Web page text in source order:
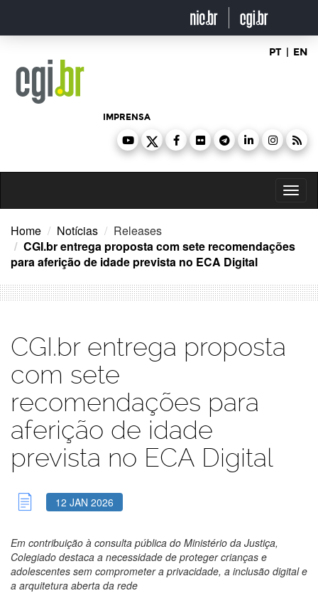
o
PT | EN
IMPRENSA
Home Notícias
Releases
CGI.br entrega proposta com sete recomendações
para aferição de idade prevista no ECA Digital
CGI.br entrega proposta
com sete
recomendações para
aferição de idade
prevista no ECA Digital
12 JAN 2026
Em contribuição à consulta pública do Ministério da Justiça,
Colegiado destaca a necessidade de proteger crianças e
adolescentes sem comprometer a privacidade, a inclusão digital e
a arquitetura aberta da rede